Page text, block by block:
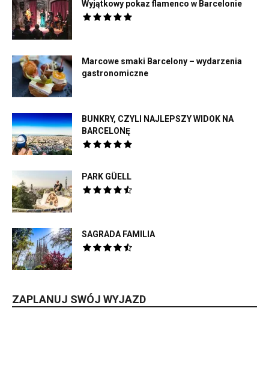
Wyjątkowy pokaz flamenco w Barcelonie
Marcowe smaki Barcelony – wydarzenia
gastronomiczne
BUNKRY, CZYLI NAJLEPSZY WIDOK NA
BARCELONĘ
PARK GÜELL
SAGRADA FAMILIA
ZAPLANUJ SWÓJ WYJAZD